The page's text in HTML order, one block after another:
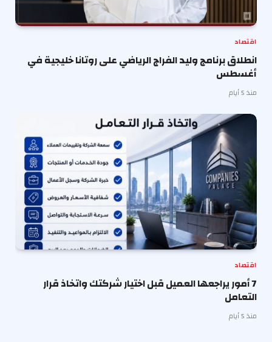
اقتصاد
انطلاق برنامج وليد الفراج الرياضي على روتانا خليجية في
أغسطس
منذ 5 أيام
اقتصاد
7 أمور يراجعها العميل قبل اختيار شركتك واتخاذ قرار
التعامل
منذ 5 أيام